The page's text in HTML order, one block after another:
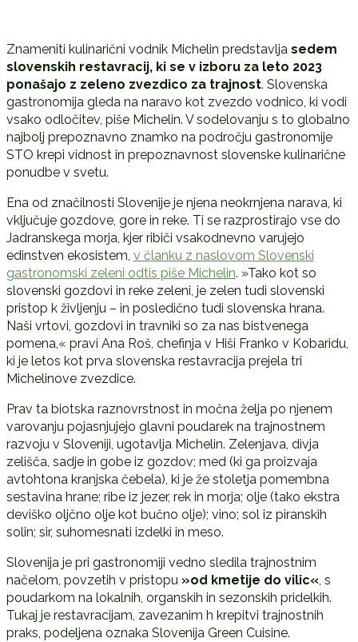
Znameniti kulinarični vodnik Michelin predstavlja sedem
slovenskih restavracij, ki se v izboru za leto 2023
ponašajo z zeleno zvezdico za trajnost. Slovenska
gastronomija gleda na naravo kot zvezdo vodnico, ki vodi
vsako odločitev, piše Michelin. V sodelovanju s to globalno
najbolj prepoznavno znamko na področju gastronomije
STO krepi vidnost in prepoznavnost slovenske kulinarične
ponudbe v svetu.
Ena od značilnosti Slovenije je njena neokrnjena narava, ki
vključuje gozdove, gore in reke. Ti se razprostirajo vse do
Jadranskega morja, kjer ribiči vsakodnevno varujejo
edinstven ekosistem, v članku z naslovom Slovenski
gastronomski zeleni odtis piše Michelin. »Tako kot so
slovenski gozdovi in reke zeleni, je zelen tudi slovenski
pristop k življenju – in posledično tudi slovenska hrana.
Naši vrtovi, gozdovi in travniki so za nas bistvenega
pomena,« pravi Ana Roš, chefinja v Hiši Franko v Kobaridu,
ki je letos kot prva slovenska restavracija prejela tri
Michelinove zvezdice.
Prav ta biotska raznovrstnost in močna želja po njenem
varovanju pojasnjujejo glavni poudarek na trajnostnem
razvoju v Sloveniji, ugotavlja Michelin. Zelenjava, divja
zelišča, sadje in gobe iz gozdov; med (ki ga proizvaja
avtohtona kranjska čebela), ki je že stoletja pomembna
sestavina hrane; ribe iz jezer, rek in morja; olje (tako ekstra
deviško oljčno olje kot bučno olje); vino; sol iz piranskih
solin; sir, suhomesnati izdelki in meso.
Slovenija je pri gastronomiji vedno sledila trajnostnim
načelom, povzetih v pristopu »od kmetije do vilic«, s
poudarkom na lokalnih, organskih in sezonskih pridelkih.
Tukaj je restavracijam, zavezanim h krepitvi trajnostnih
praks, podeljena oznaka Slovenija Green Cuisine.